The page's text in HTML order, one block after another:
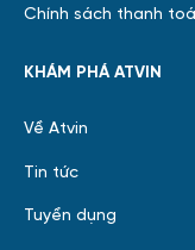
Chính sách thanh
KHÁM PHÁ ATVIN
Về Atvin
Tin tức
Tuyển dụng